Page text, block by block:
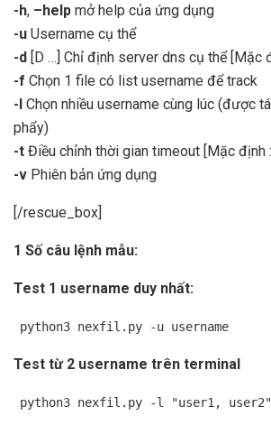
-h, –help mở help của ứng dụng
-u Username cụ thể
-d [D …] Chỉ định server dns cụ thể [Mặc
-f Chọn 1 file có list username để track
-l Chọn nhiều username cùng lúc (được
phẩy)
-t Điều chỉnh thời gian timeout [Mặc định
-v Phiên bản ứng dụng
[/rescue_box]
1 Số câu lệnh mẫu:
Test 1 username duy nhất:
python3 nexfil.py -u username
Test từ 2 username trên terminal
python3 nexfil.py -l "user1, user2"